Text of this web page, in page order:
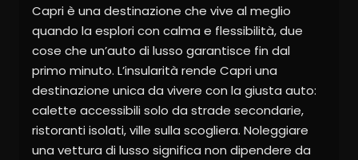
Capri è una destinazione che vive al meglio
quando la esplori con calma e flessibilità, due
cose che un’auto di lusso garantisce fin dal
primo minuto. L’insularità rende Capri una
destinazione unica da vivere con la giusta auto:
calette accessibili solo da strade secondarie,
ristoranti isolati, ville sulla scogliera. Noleggiare
una vettura di lusso significa non dipendere da